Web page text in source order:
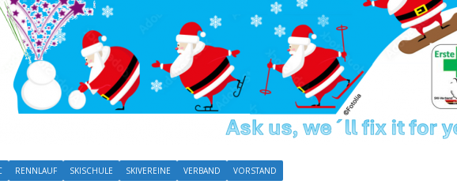
RENNLAUF SKISCHULE SKIVEREINE VERBAND VORSTAND